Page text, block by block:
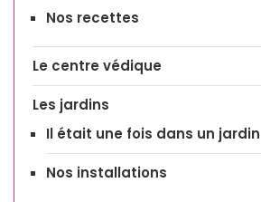
Nos recettes
Le centre védique
Les jardins
Il était une fois dans un jardin
Nos installations